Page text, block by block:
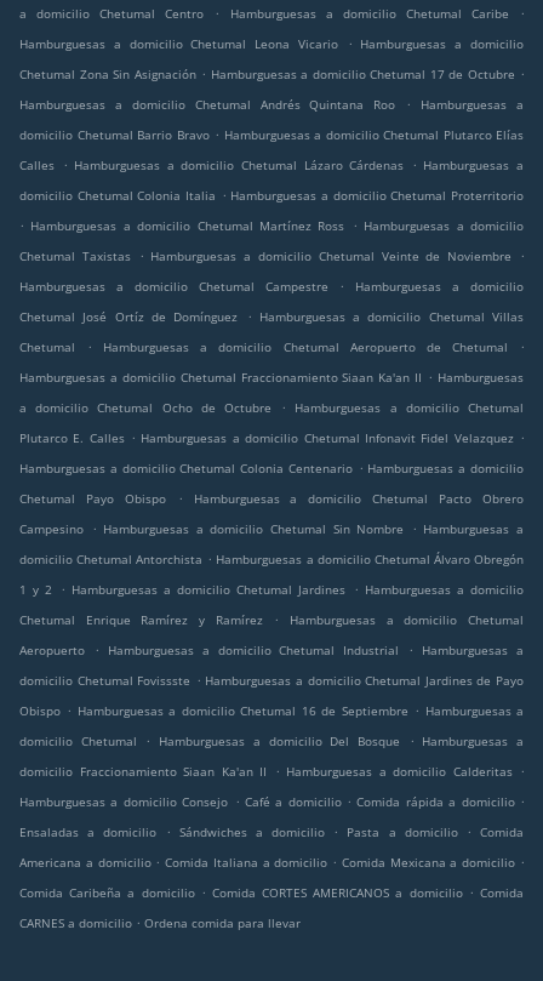
a domicilio Chetumal Centro
. Hamburguesas a domicilio Chetumal Caribe
.
Hamburguesas a domicilio Chetumal Leona Vicario
. Hamburguesas a domicilio
Chetumal Zona Sin Asignación . Hamburguesas a domicilio Chetumal 17 de Octubre .
Hamburguesas a domicilio Chetumal Andrés Quintana Roo
.
Hamburguesas a
domicilio Chetumal Barrio Bravo . Hamburguesas a domicilio Chetumal Plutarco Elías
Calles
. Hamburguesas a domicilio Chetumal Lázaro Cárdenas . Hamburguesas a
domicilio Chetumal Colonia Italia . Hamburguesas a domicilio Chetumal Proterritorio
. Hamburguesas a domicilio Chetumal Martínez Ross . Hamburguesas a domicilio
Chetumal Taxistas
. Hamburguesas a domicilio Chetumal Veinte de Noviembre
.
Hamburguesas a domicilio Chetumal Campestre
.
Hamburguesas a domicilio
Chetumal José Ortíz de Domínguez
. Hamburguesas a domicilio Chetumal Villas
Chetumal
. Hamburguesas a domicilio Chetumal Aeropuerto de Chetumal
.
Hamburguesas a domicilio Chetumal Fraccionamiento Siaan Ka'an II . Hamburguesas
a domicilio Chetumal Ocho de Octubre
.
Hamburguesas a domicilio Chetumal
Plutarco E. Calles . Hamburguesas a domicilio Chetumal Infonavit Fidel Velazquez .
Hamburguesas a domicilio Chetumal Colonia Centenario . Hamburguesas a domicilio
Chetumal Payo Obispo
.
Hamburguesas a domicilio Chetumal Pacto Obrero
Campesino
. Hamburguesas a domicilio Chetumal Sin Nombre . Hamburguesas a
domicilio Chetumal Antorchista . Hamburguesas a domicilio Chetumal Álvaro Obregón
1 y 2
. Hamburguesas a domicilio Chetumal Jardines . Hamburguesas a domicilio
Chetumal Enrique Ramírez y Ramírez
.
Hamburguesas a domicilio Chetumal
Aeropuerto
. Hamburguesas a domicilio Chetumal Industrial .
Hamburguesas a
domicilio Chetumal Fovissste . Hamburguesas a domicilio Chetumal Jardines de Payo
Obispo . Hamburguesas a domicilio Chetumal 16 de Septiembre . Hamburguesas a
domicilio Chetumal
. Hamburguesas a domicilio Del Bosque . Hamburguesas a
domicilio Fraccionamiento Siaan Ka'an II
. Hamburguesas a domicilio Calderitas
.
Hamburguesas a domicilio Consejo . Café a domicilio . Comida rápida a domicilio .
Ensaladas a domicilio
. Sándwiches a domicilio . Pasta a domicilio . Comida
Americana a domicilio . Comida Italiana a domicilio . Comida Mexicana a domicilio .
Comida Caribeña a domicilio . Comida CORTES AMERICANOS a domicilio . Comida
CARNES a domicilio . Ordena comida para llevar